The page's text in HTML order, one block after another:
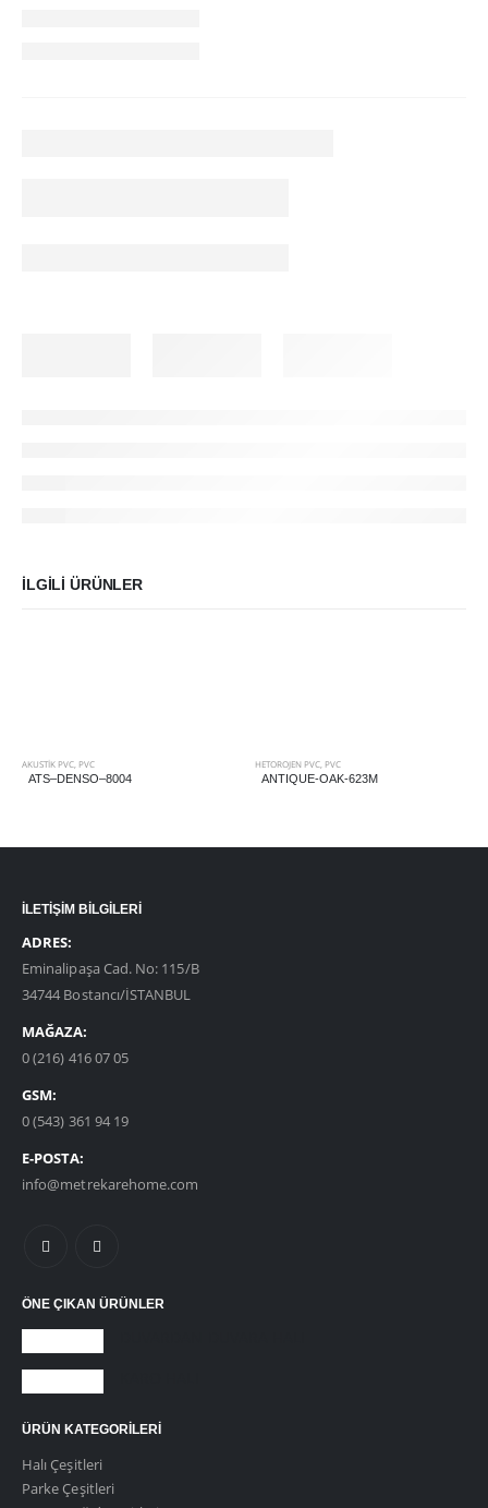
İLGILI ÜRÜNLER
AKUSTIK PVC, PVC
ATS–DENSO–8004
HETOROJEN PVC, PVC
ANTIQUE-OAK-623M
İLETİŞİM BİLGİLERİ
ADRES:
Eminalipaşa Cad. No: 115/B
34744 Bostancı/İSTANBUL
MAĞAZA:
0 (216) 416 07 05
GSM:
0 (543) 361 94 19
E-POSTA:
info@metrekarehome.com
ÖNE ÇIKAN ÜRÜNLER
ÜRÜN KATEGORILERI
Halı Çeşitleri
Parke Çeşitleri